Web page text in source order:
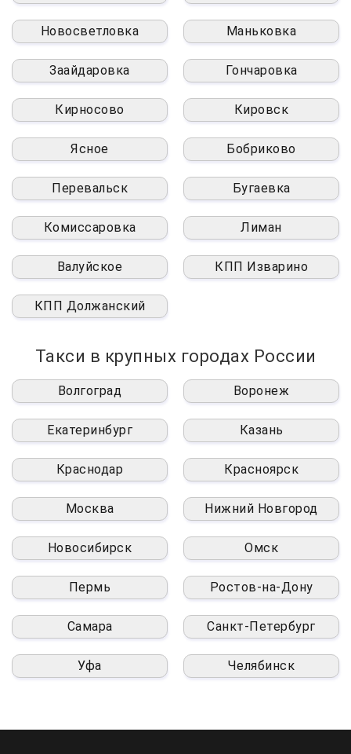
Новосветловка Маньковка
Заайдаровка Гончаровка
Кирносово Кировск
Ясное Бобриково
Перевальск Бугаевка
Комиссаровка Лиман
Валуйское КПП Изварино
КПП Должанский
Такси в крупных городах России
Волгоград Воронеж
Екатеринбург Казань
Краснодар Красноярск
Москва Нижний Новгород
Новосибирск Омск
Пермь Ростов-на-Дону
Самара Санкт-Петербург
Уфа Челябинск